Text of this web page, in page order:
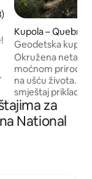
4,99/5,
Kupola –
ado
Geodetska
rezervata
Okružena
moćnom
na ušću života.
smještaj prikladan
smješteni smo na
Parca, savršenog
jednodnevnim
za
National